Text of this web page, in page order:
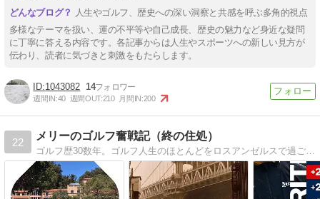
人生やゴルフ、歴史への深い洞察と共感を呼ぶ多角的視点
多様なテーマを扱い、運の不平等や自己成長、歴史の魅力など身近な疑問
に丁寧に答える内容です。各記事からは人生やスポーツへの新しい見方が
伝わり、読者に気づきと刺激をもたらします。
1043082 14
週間IN:40 週間OUT:210 月間IN:200
22
メリーのゴルフ奮戦記（終の住処）
ゴルフ歴30数年。ゴルフ人生のほとんどをロスアンゼルスで過ごし、ようやく日本のゴルフに慣れて来たところ。好きなコースは稚内カントリークラブと根室ゴルフクラブ。